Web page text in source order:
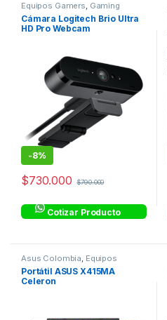
Equipos Gamers, Gaming
Cámara Logitech Brio Ultra
HD Pro Webcam
-8%
$730.000 $790.000
Cotizar Producto
Asus Colombia, Equipos
Gamers Gaming
Portátil ASUS X415MA
Celeron